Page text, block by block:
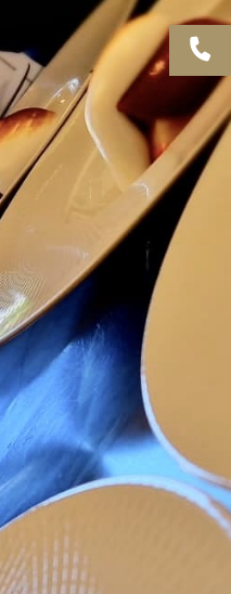
par
repas
à prix
le
profiter d’un moment
pour découvrir
pour vous faire
de notre restaurant
de vous accueillir
et conviviale, et de
éthiques et
de 12h à 14h (sauf le
nous vous
pour vous éviter